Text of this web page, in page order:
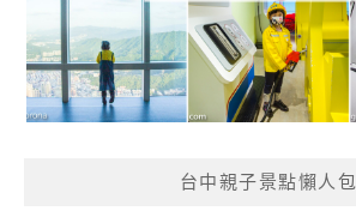
台中親子景點懶人包